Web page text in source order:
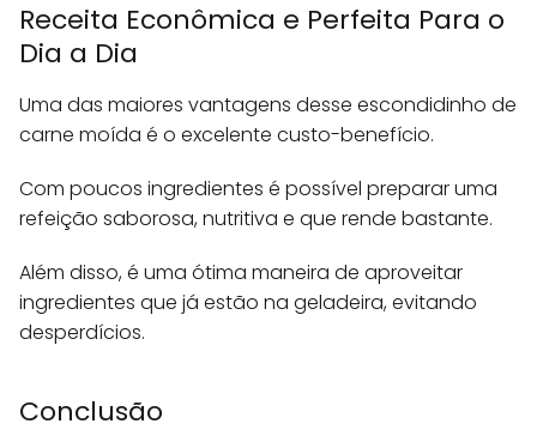
Receita Econômica e Perfeita Para o
Dia a Dia
Uma das maiores vantagens desse escondidinho de
carne moída é o excelente custo-benefício.
Com poucos ingredientes é possível preparar uma
refeição saborosa, nutritiva e que rende bastante.
Além disso, é uma ótima maneira de aproveitar
ingredientes que já estão na geladeira, evitando
desperdícios.
Conclusão